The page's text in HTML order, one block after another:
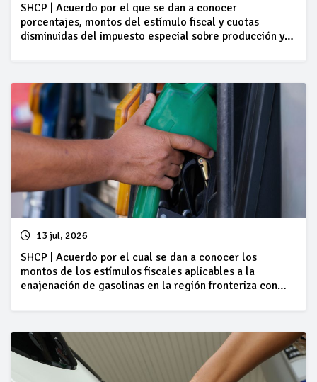
SHCP | Acuerdo por el que se dan a conocer
porcentajes, montos del estímulo fiscal y cuotas
disminuidas del impuesto especial sobre producción y
combustibles que se indican, del 11 al 17 de julio
13 jul, 2026
SHCP | Acuerdo por el cual se dan a conocer los
montos de los estímulos fiscales aplicables a la
enajenación de gasolinas en la región fronteriza con
del 11 al 17 de julio de 2026